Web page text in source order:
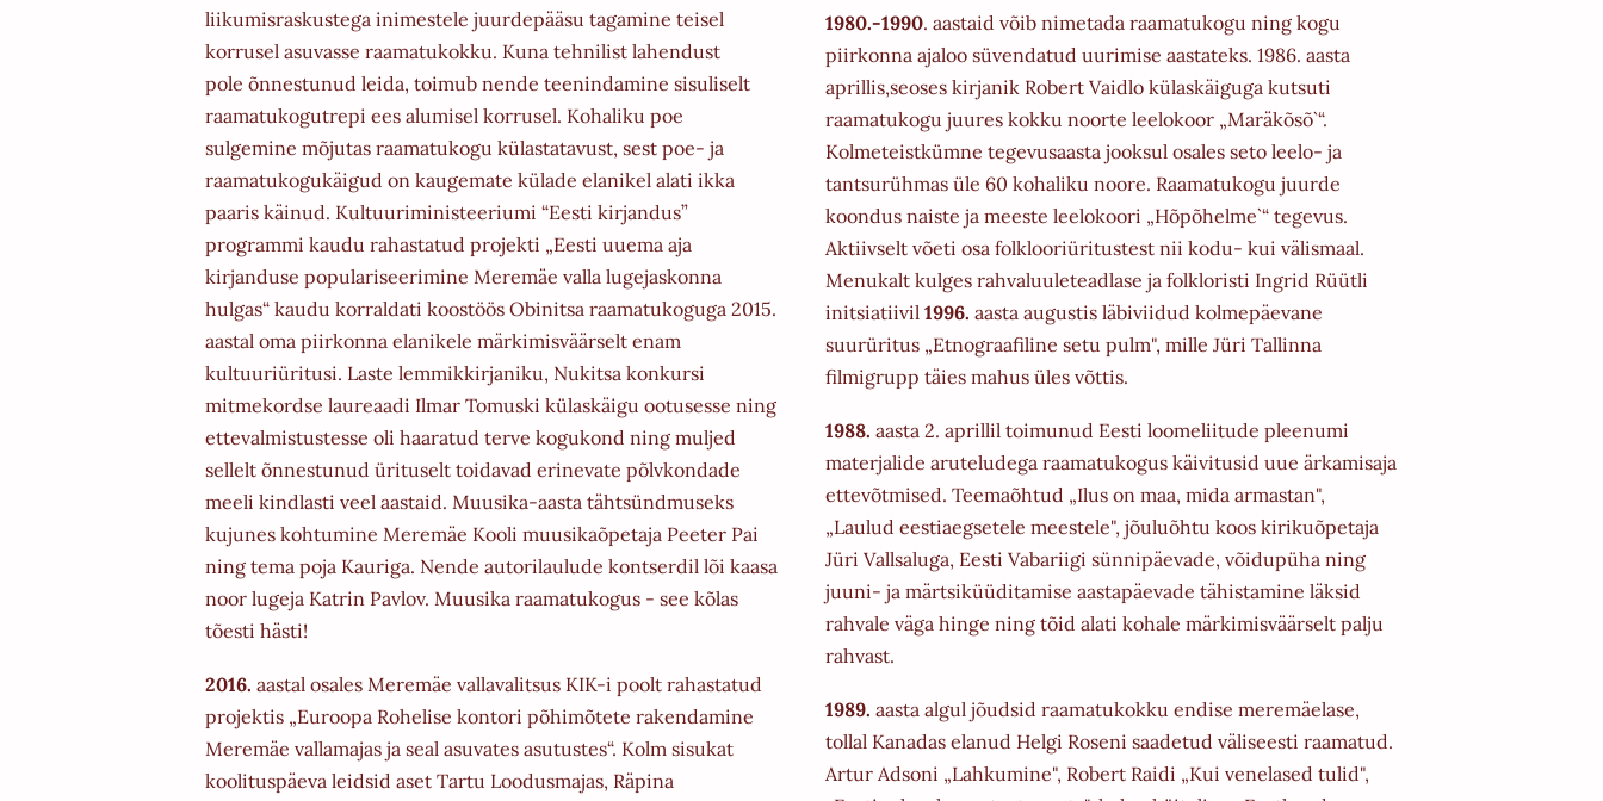
liikumisraskustega inimestele juurdepääsu tagamine teisel
korrusel asuvasse raamatukokku. Kuna tehnilist lahendust
pole õnnestunud leida, toimub nende teenindamine sisuliselt
raamatukogutrepi ees alumisel korrusel. Kohaliku poe
sulgemine mõjutas raamatukogu külastatavust, sest poe- ja
raamatukogukäigud on kaugemate külade elanikel alati ikka
paaris käinud. Kultuuriministeeriumi “Eesti kirjandus”
programmi kaudu rahastatud projekti „Eesti uuema aja
kirjanduse populariseerimine Meremäe valla lugejaskonna
hulgas“ kaudu korraldati koostöös Obinitsa raamatukoguga 2015.
aastal oma piirkonna elanikele märkimisväärselt enam
kultuuriüritusi. Laste lemmikkirjaniku, Nukitsa konkursi
mitmekordse laureaadi Ilmar Tomuski külaskäigu ootusesse ning
ettevalmistustesse oli haaratud terve kogukond ning muljed
sellelt õnnestunud ürituselt toidavad erinevate põlvkondade
meeli kindlasti veel aastaid. Muusika-aasta tähtsündmuseks
kujunes kohtumine Meremäe Kooli muusikaõpetaja Peeter Pai
ning tema poja Kauriga. Nende autorilaulude kontserdil lõi kaasa
noor lugeja Katrin Pavlov. Muusika raamatukogus - see kõlas
tõesti hästi!
2016. aastal osales Meremäe vallavalitsus KIK-i poolt rahastatud
projektis „Euroopa Rohelise kontori põhimõtete rakendamine
Meremäe vallamajas ja seal asuvates asutustes“. Kolm sisukat
koolituspäeva leidsid aset Tartu Loodusmajas, Räpina
1980.-1990. aastaid võib nimetada raamatukogu ning kogu
piirkonna ajaloo süvendatud uurimise aastateks. 1986. aasta
aprillis,seoses kirjanik Robert Vaidlo külaskäiguga kutsuti
raamatukogu juures kokku noorte leelokoor „Maräkõsõ`“.
Kolmeteistkümne tegevusaasta jooksul osales seto leelo- ja
tantsurühmas üle 60 kohaliku noore. Raamatukogu juurde
koondus naiste ja meeste leelokoori „Hõpõhelme`“ tegevus.
Aktiivselt võeti osa folklooriüritustest nii kodu- kui välismaal.
Menukalt kulges rahvaluuleteadlase ja folkloristi Ingrid Rüütli
initsiatiivil 1996. aasta augustis läbiviidud kolmepäevane
suurüritus „Etnograafiline setu pulm", mille Jüri Tallinna
filmigrupp täies mahus üles võttis.
1988. aasta 2. aprillil toimunud Eesti loomeliitude pleenumi
materjalide aruteludega raamatukogus käivitusid uue ärkamisaja
ettevõtmised. Teemaõhtud „Ilus on maa, mida armastan",
„Laulud eestiaegsetele meestele", jõuluõhtu koos kirikuõpetaja
Jüri Vallsaluga, Eesti Vabariigi sünnipäevade, võidupüha ning
juuni- ja märtsiküüditamise aastapäevade tähistamine läksid
rahvale väga hinge ning tõid alati kohale märkimisväärselt palju
rahvast.
1989. aasta algul jõudsid raamatukokku endise meremäelase,
tollal Kanadas elanud Helgi Roseni saadetud väliseesti raamatud.
Artur Adsoni „Lahkumine", Robert Raidi „Kui venelased tulid",